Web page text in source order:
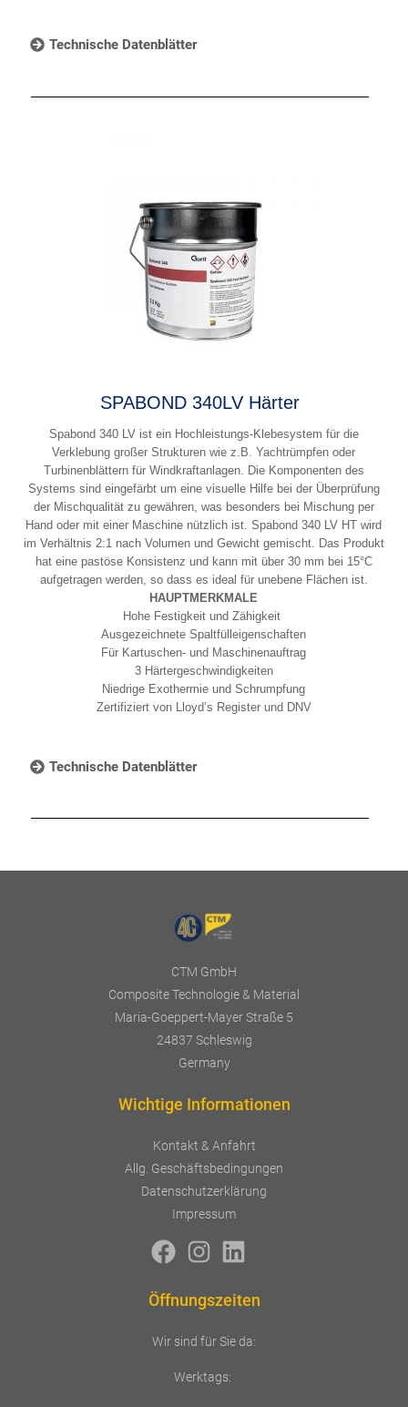
Technische Datenblätter
SPABOND 340LV Härter
Spabond 340 LV ist ein Hochleistungs-Klebesystem für die
Verklebung großer Strukturen wie z.B. Yachtrümpfen oder
Turbinenblättern für Windkraftanlagen. Die Komponenten des
Systems sind eingefärbt um eine visuelle Hilfe bei der Überprüfung
der Mischqualität zu gewähren, was besonders bei Mischung per
Hand oder mit einer Maschine nützlich ist. Spabond 340 LV HT wird
im Verhältnis 2:1 nach Volumen und Gewicht gemischt. Das Produkt
hat eine pastöse Konsistenz und kann mit über 30 mm bei 15°C
aufgetragen werden, so dass es ideal für unebene Flächen ist.
HAUPTMERKMALE
Hohe Festigkeit und Zähigkeit
Ausgezeichnete Spaltfülleigenschaften
Für Kartuschen- und Maschinenauftrag
3 Härtergeschwindigkeiten
Niedrige Exothermie und Schrumpfung
Zertifiziert von Lloyd’s Register und DNV
Technische Datenblätter
CTM GmbH
Composite Technologie & Material
Maria-Goeppert-Mayer Straße 5
24837 Schleswig
Germany
Wichtige Informationen
Kontakt & Anfahrt
Allg. Geschäftsbedingungen
Datenschutzerklärung
Impressum
Öffnungszeiten
Wir sind für Sie da:
Werktags: